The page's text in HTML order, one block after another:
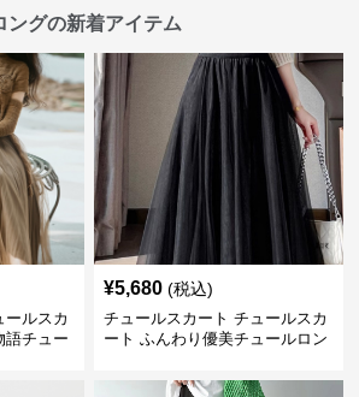
ングの新着アイテム
ールスカ
語チュー
¥5,680 (税込)
チュールスカート チュールスカ
ート ふんわり優美チュールロン